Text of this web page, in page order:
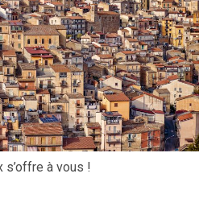
s’offre à vous !